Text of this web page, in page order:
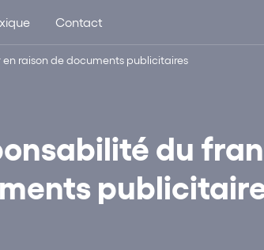
Contact
en raison de documents publicitaires
du